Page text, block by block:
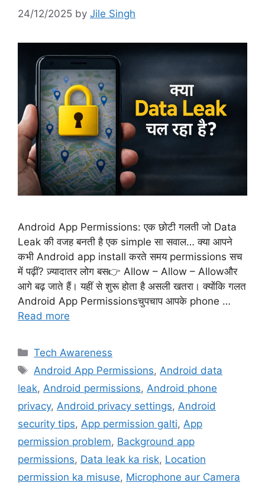
24/12/2025 by Jile Singh
Android App Permissions: एक छोटी गलती जो Data
Leak की वजह बनती है एक simple सा सवाल… क्या आपने
कभी Android app install करते समय permissions सच
में पढ़ीं? ज़्यादातर लोग बस👉 Allow – Allow – Allowऔर
आगे बढ़ जाते हैं। यहीं से शुरू होता है असली खतरा। क्योंकि गलत
Android App Permissionsचुपचाप आपके phone …
Read more
Categories
Tech Awareness
Tags
Android App Permissions,Android data
leak, Android permissions, Android phone
privacy, Android privacy settings, Android
security tips, App permission galti, App
permission problem, Background app
permissions, Data leak ka risk, Location
permission ka misuse, Microphone aur Camera